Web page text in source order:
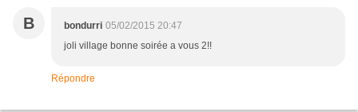
B bondurri 05/02/2015 20:47
joli village bonne soirée a vous 2!!
Répondre